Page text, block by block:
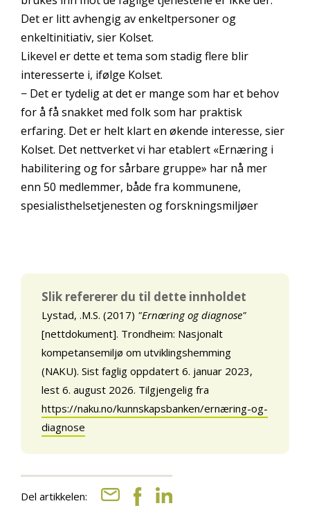
Det er litt avhengig av enkeltpersoner og
enkeltinitiativ, sier Kolset.
Likevel er dette et tema som stadig flere blir
interesserte i, ifølge Kolset.
− Det er tydelig at det er mange som har et behov
for å få snakket med folk som har praktisk
erfaring. Det er helt klart en økende interesse, sier
Kolset. Det nettverket vi har etablert «Ernæring i
habilitering og for sårbare gruppe» har nå mer
enn 50 medlemmer, både fra kommunene,
spesialisthelsetjenesten og forskningsmiljøer
Slik refererer du til dette innholdet
Lystad, .M.S. (2017) "Ernæring og diagnose"
[nettdokument]. Trondheim: Nasjonalt
kompetansemiljø om utviklingshemming
(NAKU). Sist faglig oppdatert 6. januar 2023,
lest 6. august 2026. Tilgjengelig fra
https://naku.no/kunnskapsbanken/ernæring-og-
diagnose
Del artikkelen: